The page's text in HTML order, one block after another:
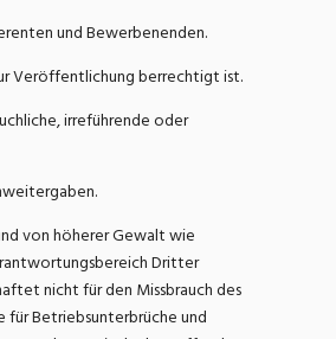
und Bewerbenenden.
Veröffentlichung berrechtigt ist.
irreführende oder
von höherer Gewalt wie
Dritter
nicht für den Missbrauch des
für Betriebsunterbrüche und